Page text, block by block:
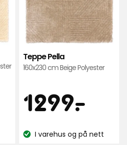
Teppe Pella
160x230 cm Beige Polyester
Pris
1299-
.
kr
Lagerbalanse:
I varehus og på nett